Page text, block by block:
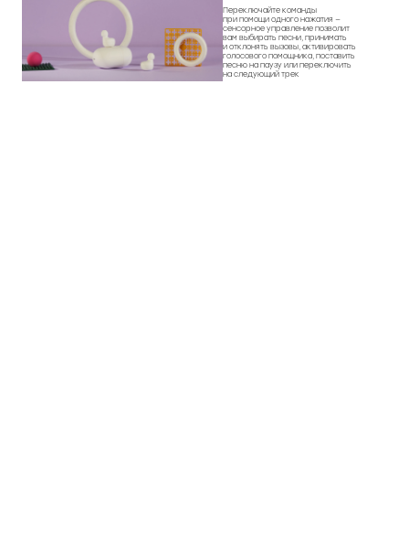
Переключайте команды
при помощи одного нажатия —
сенсорное управление позволит
вам выбирать песни, принимать
и отклонять вызовы, активировать
голосового помощника, поставить
песню на паузу или переключить
на следующий трек